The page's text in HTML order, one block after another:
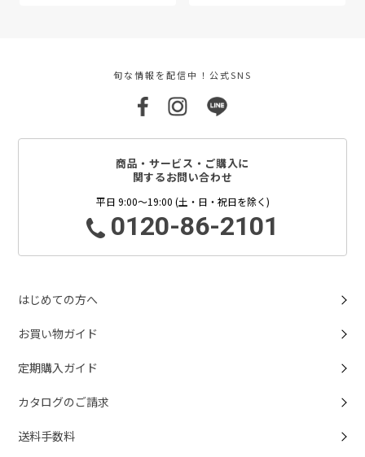
旬な情報を配信中！公式SNS
商品・サービス・ご購入に
関するお問い合わせ
平日 9:00～19:00 (土・日・祝日を除く)
0120-86-2101
はじめての方へ
お買い物ガイド
定期購入ガイド
カタログのご請求
送料手数料